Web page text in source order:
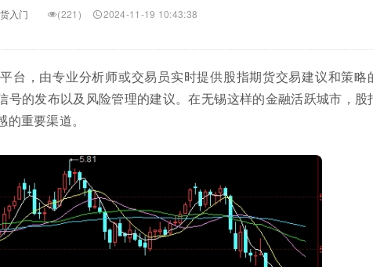
入门 (221) 2024-11-19 10:43:38
台，由专业分析师或交易员实时提供股指期货交易建议和策略
的发布以及风险管理的建议。在无锡这样的金融活跃城市，股
重要渠道。